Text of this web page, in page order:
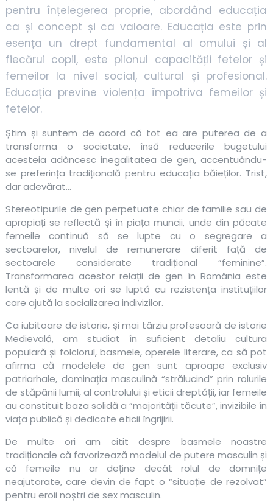
pentru înțelegerea proprie, abordând educația
ca și concept și ca valoare. Educația este prin
esența un drept fundamental al omului și al
fiecărui copil, este pilonul capacității fetelor și
femeilor la nivel social, cultural și profesional.
Educația previne violența împotriva femeilor și
fetelor.
Știm și suntem de acord că tot ea are puterea de a
transforma o societate, însă reducerile bugetului
acesteia adâncesc inegalitatea de gen, accentuându-
se preferința tradițională pentru educația băieților. Trist,
dar adevărat…
Stereotipurile de gen perpetuate chiar de familie sau de
apropiați se reflectă și în piața muncii, unde din păcate
femeile continuă să se lupte cu o segregare a
sectoarelor, nivelul de remunerare diferit față de
sectoarele considerate tradițional “feminine”.
Transformarea acestor relații de gen în România este
lentă și de multe ori se luptă cu rezistența instituțiilor
care ajută la socializarea indivizilor.
Ca iubitoare de istorie, și mai târziu profesoară de istorie
Medievală, am studiat în suficient detaliu cultura
populară și folclorul, basmele, operele literare, ca să pot
afirma că modelele de gen sunt aproape exclusiv
patriarhale, dominația masculină “strălucind” prin rolurile
de stăpânii lumii, al controlului și eticii dreptății, iar femeile
au constituit baza solidă a “majorității tăcute”, invizibile în
viața publică și dedicate eticii îngrijirii.
De multe ori am citit despre basmele noastre
tradiționale că favorizează modelul de putere masculin și
că femeile nu ar deține decât rolul de domnițe
neajutorate, care devin de fapt o “situație de rezolvat”
pentru eroii noștri de sex masculin.